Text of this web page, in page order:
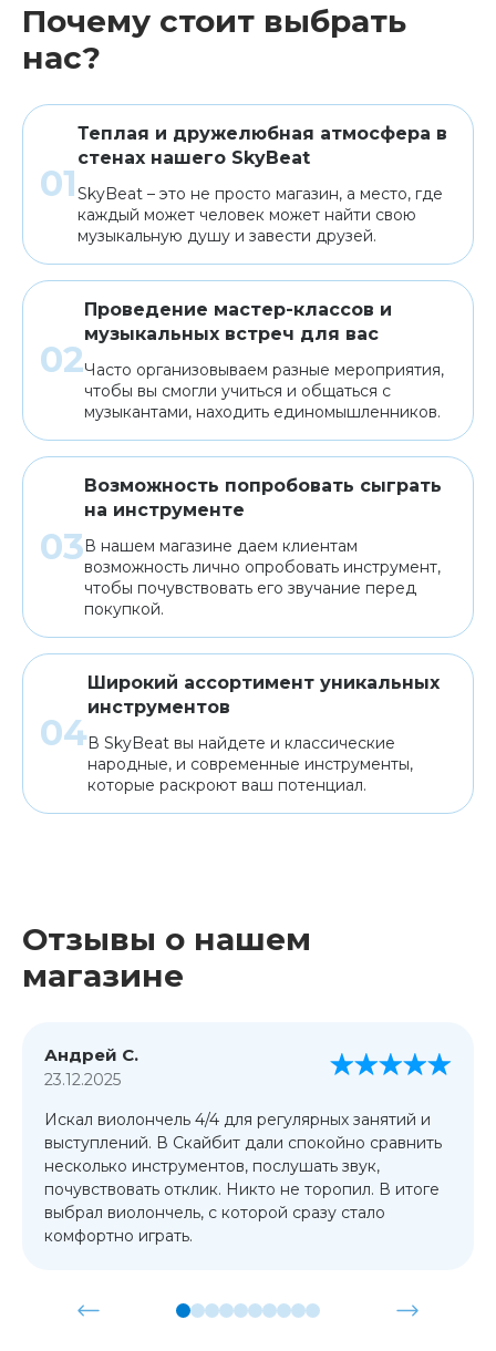
Почему стоит выбрать
нас?
Теплая и дружелюбная атмосфера в
стенах нашего SkyBeat
SkyBeat – это не просто магазин, а место, где
каждый может человек может найти свою
музыкальную душу и завести друзей.
Проведение мастер-классов и
музыкальных встреч для вас
Часто организовываем разные мероприятия,
чтобы вы смогли учиться и общаться с
музыкантами, находить единомышленников.
Возможность попробовать сыграть
на инструменте
В нашем магазине даем клиентам
возможность лично опробовать инструмент,
чтобы почувствовать его звучание перед
покупкой.
Широкий ассортимент уникальных
инструментов
В SkyBeat вы найдете и классические
народные, и современные инструменты,
которые раскроют ваш потенциал.
Отзывы о нашем
магазине
Андрей С.
23.12.2025
Искал виолончель 4/4 для регулярных занятий и
выступлений. В Скайбит дали спокойно сравнить
несколько инструментов, послушать звук,
почувствовать отклик. Никто не торопил. В итоге
выбрал виолончель, с которой сразу стало
комфортно играть.